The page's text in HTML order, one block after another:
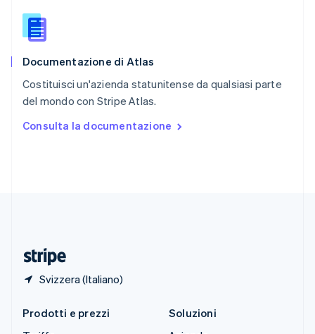
Documentazione di Atlas
Costituisci un'azienda statunitense da qualsiasi parte
del mondo con Stripe Atlas.
Consulta la documentazione
Svizzera (Italiano)
English
Slovacchia
Slovenia
Spagna
Español English
English Español简体中文
Prodotti e prezzi
Soluzioni